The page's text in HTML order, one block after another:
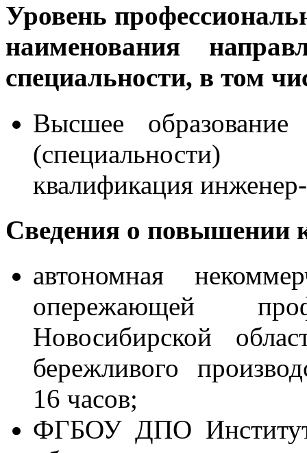
Уровень
наименования
специальности, в том
Высшее
(специальности)
квалификация
Сведения о повышении
автономная
опережающей
Новосибирской
бережливого
16 часов;
ФГБОУ ДПО Институт